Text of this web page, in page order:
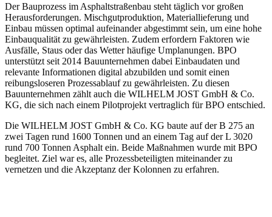
Der Bauprozess im Asphaltstraßenbau steht täglich vor großen
Herausforderungen. Mischgutproduktion, Materiallieferung und
Einbau müssen optimal aufeinander abgestimmt sein, um eine hohe
Einbauqualität zu gewährleisten. Zudem erfordern Faktoren wie
Ausfälle, Staus oder das Wetter häufige Umplanungen. BPO
unterstützt seit 2014 Bauunternehmen dabei Einbaudaten und
relevante Informationen digital abzubilden und somit einen
reibungsloseren Prozessablauf zu gewährleisten. Zu diesen
Bauunternehmen zählt auch die WILHELM JOST GmbH & Co.
KG, die sich nach einem Pilotprojekt vertraglich für BPO entschied.
Die WILHELM JOST GmbH & Co. KG baute auf der B 275 an
zwei Tagen rund 1600 Tonnen und an einem Tag auf der L 3020
rund 700 Tonnen Asphalt ein. Beide Maßnahmen wurde mit BPO
begleitet. Ziel war es, alle Prozessbeteiligten miteinander zu
vernetzen und die Akzeptanz der Kolonnen zu erfahren.